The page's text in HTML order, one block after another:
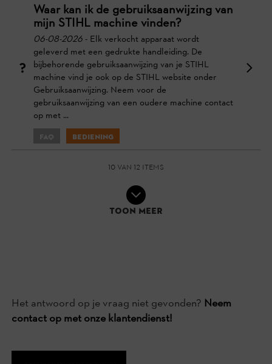
Waar kan ik de gebruiksaanwijzing van
mijn STIHL machine vinden?
06-08-2026 - Elk verkocht apparaat wordt
geleverd met een gedrukte handleiding. De
bijbehorende gebruiksaanwijzing van je STIHL
machine vind je ook op de STIHL website onder
Gebruiksaanwijzing. Neem voor de
gebruiksaanwijzing van een oudere machine contact
op met ...
FAQ Bediening
10 van 12 items
Toon meer
Het antwoord op je vraag niet gevonden? Neem
contact op met onze klantendienst!